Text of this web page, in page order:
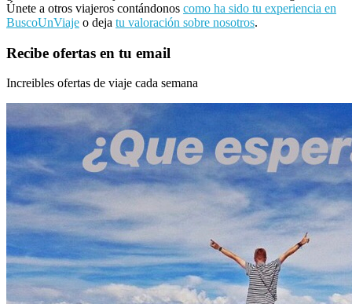
Únete a otros viajeros contándonos como ha sido tu experiencia en
BuscoUnViaje o deja tu valoración sobre nosotros.
Recibe ofertas en tu email
Increibles ofertas de viaje cada semana